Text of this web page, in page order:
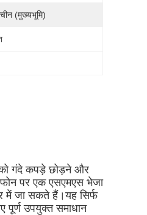
(मुख्यभूमि)
को गंदे कपड़े छोड़ने और
पर एक एसएमएस भेजा
में जा सकते हैं।यह सिर्फ
उपयुक्त समाधान